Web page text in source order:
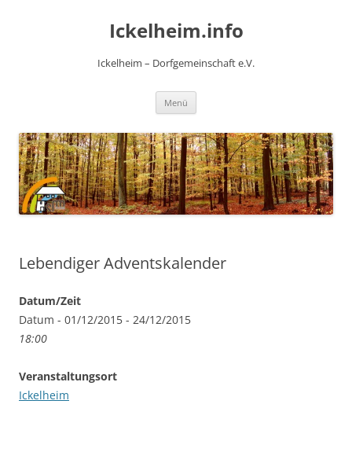
Ickelheim.info
Ickelheim – Dorfgemeinschaft e.V.
Menü
Lebendiger Adventskalender
Datum/Zeit
Datum - 01/12/2015 - 24/12/2015
18:00
Veranstaltungsort
Ickelheim